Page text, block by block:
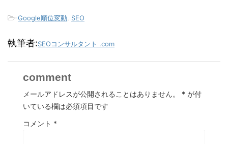
-Google順位変動 SEO
執筆者:SEOコンサルタント .com
comment
メールアドレスが公開されることはありません。 * が付
いている欄は必須項目です
コメント *